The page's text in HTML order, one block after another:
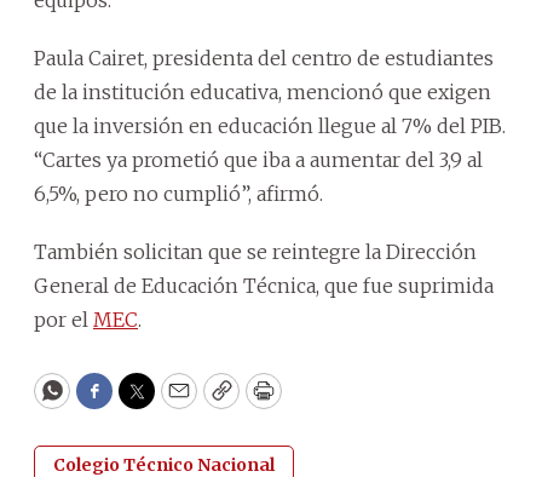
Paula Cairet, presidenta del centro de estudiantes
de la institución educativa, mencionó que exigen
que la inversión en educación llegue al 7% del PIB.
“Cartes ya prometió que iba a aumentar del 3,9 al
6,5%, pero no cumplió”, afirmó.
También solicitan que se reintegre la Dirección
General de Educación Técnica, que fue suprimida
por el MEC.
WhatsApp
Facebook
Twitter
EmailCopyPrint
Colegio Técnico Nacional